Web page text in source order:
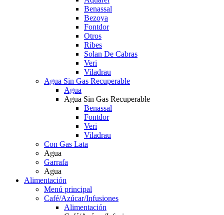
Benassal
Bezoya
Fontdor
Otros
Ribes
Solan De Cabras
Veri
Viladrau
Agua Sin Gas Recuperable
Agua
Agua Sin Gas Recuperable
Benassal
Fontdor
Veri
Viladrau
Con Gas Lata
Agua
Garrafa
Agua
Alimentación
Menú principal
Café/Azúcar/Infusiones
Alimentación